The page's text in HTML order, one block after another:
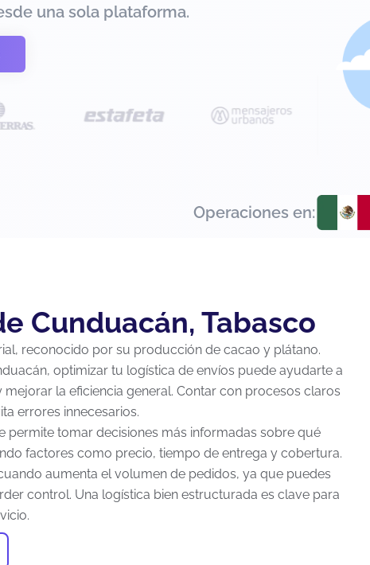
una sola plataforma.
Operaciones en:
Cunduacán, Tabasco
reconocido por su producción de cacao y plátano.
optimizar tu logística de envíos puede ayudarte a
la eficiencia general. Contar con procesos claros
errores innecesarios.
permite tomar decisiones más informadas sobre qué
factores como precio, tiempo de entrega y cobertura.
aumenta el volumen de pedidos, ya que puedes
control. Una logística bien estructurada es clave para